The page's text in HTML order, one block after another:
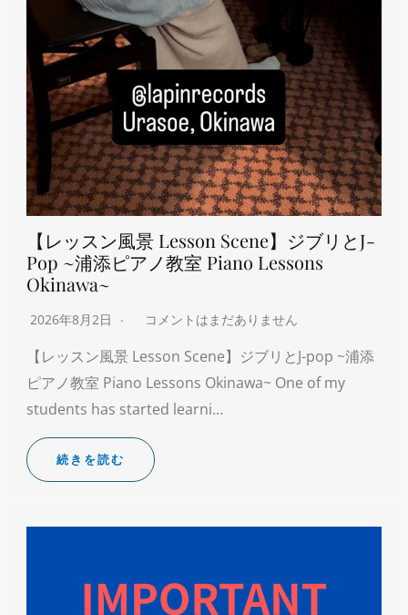
【レッスン風景 Lesson Scene】ジブリとJ-
Pop ~浦添ピアノ教室 Piano Lessons
Okinawa~
2026年8月2日 コメントはまだありません
【レッスン風景 Lesson Scene】ジブリとJ-pop ~浦添
ピアノ教室 Piano Lessons Okinawa~ One of my
students has started learni…
続きを読む